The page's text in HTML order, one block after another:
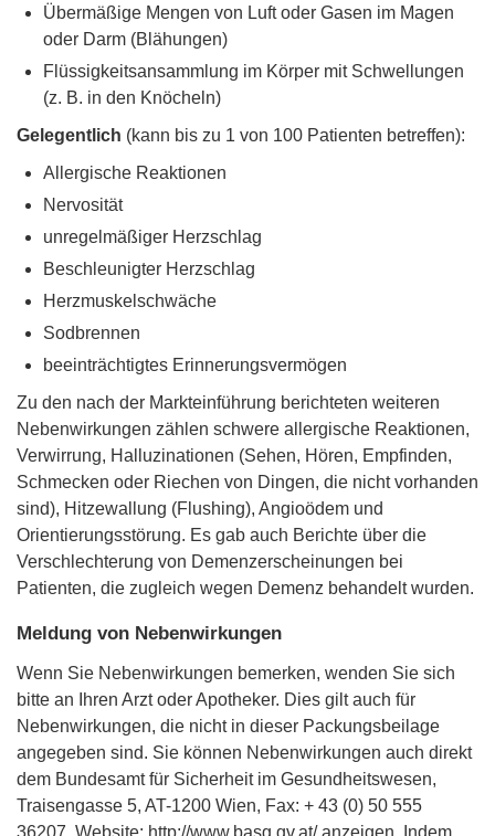
Übermäßige Mengen von Luft oder Gasen im Magen
oder Darm (Blähungen)
Flüssigkeitsansammlung im Körper mit Schwellungen
(z. B. in den Knöcheln)
Gelegentlich (kann bis zu 1 von 100 Patienten betreffen):
Allergische Reaktionen
Nervosität
unregelmäßiger Herzschlag
Beschleunigter Herzschlag
Herzmuskelschwäche
Sodbrennen
beeinträchtigtes Erinnerungsvermögen
Zu den nach der Markteinführung berichteten weiteren
Nebenwirkungen zählen schwere allergische Reaktionen,
Verwirrung, Halluzinationen (Sehen, Hören, Empfinden,
Schmecken oder Riechen von Dingen, die nicht vorhanden
sind), Hitzewallung (Flushing), Angioödem und
Orientierungsstörung. Es gab auch Berichte über die
Verschlechterung von Demenzerscheinungen bei
Patienten, die zugleich wegen Demenz behandelt wurden.
Meldung von Nebenwirkungen
Wenn Sie Nebenwirkungen bemerken, wenden Sie sich
bitte an Ihren Arzt oder Apotheker. Dies gilt auch für
Nebenwirkungen, die nicht in dieser Packungsbeilage
angegeben sind. Sie können Nebenwirkungen auch direkt
dem Bundesamt für Sicherheit im Gesundheitswesen,
Traisengasse 5, AT-1200 Wien, Fax: + 43 (0) 50 555
36207, Website: http://www.basg.gv.at/ anzeigen. Indem